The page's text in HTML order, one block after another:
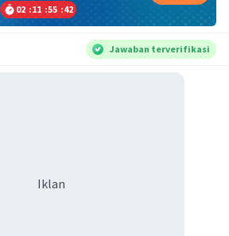
02 :11 :55 :42
Jawaban terverifikasi
Iklan